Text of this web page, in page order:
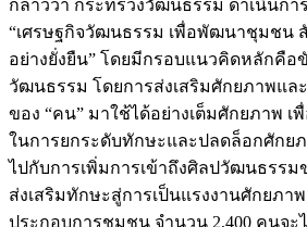
กล่าวว่า กระทรวงวัฒนธรรม ดำเนินกา
“เศรษฐกิจวัฒนธรรม เพื่อพัฒนาชุมชน
อย่างยั่งยืน” โดยมีกรอบแนวคิดหลักคือ
วัฒนธรรม โดยการส่งเสริมศักยภาพแล
ของ “คน” มาใช้ได้อย่างเต็มศักยภาพ เพื่
ในการยกระดับทักษะและปลดล็อกศักย
ไปกับการเพิ่มการเข้าถึงศิลปวัฒนธรรม
ส่งเสริมทักษะสู่การเป็นแรงงานศักยภา
ประกอบการชุมชน จำนวน 2,400 คนจะ